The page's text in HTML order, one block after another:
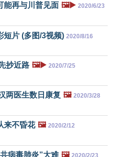
能再与川普见面 🖼️▶️ 2020/6/23
短片 (多图/3视频) 2020/8/16
抄近路 🖼️▶️ 2020/7/25
两医生数日康复 🖼️ 2020/3/28
来不昏花 🖼️ 2020/2/12
病毒肺炎”大难 🖼️ 2020/2/23